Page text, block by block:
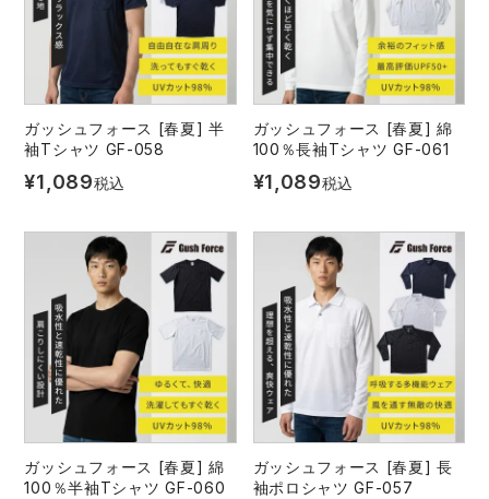
ガッシュフォース [春夏] 半
袖Tシャツ GF-058
¥1,089税込
ガッシュフォース [春夏] 綿
100％長袖Tシャツ GF-061
¥1,089税込
ガッシュフォース [春夏] 綿
100％半袖Tシャツ GF-060
ガッシュフォース [春夏] 長
袖ポロシャツ GF-057